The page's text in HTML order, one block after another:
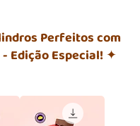
Perfeitos com
Edição Especial! ✦